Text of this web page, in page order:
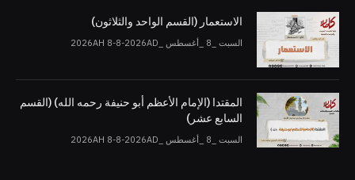
الاستعمار (القسم الواحد والثلاثون)
السبت _8 _أغسطس _2026AH 8-8-2026AD
المقتدا (الإمام الأعظم أبو حنيفة رحمه الله) (القسم
السابع عشر)
السبت _8 _أغسطس _2026AH 8-8-2026AD